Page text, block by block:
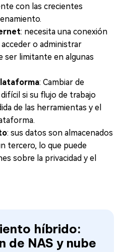
con las crecientes
: necesita una conexión
o administrar
ser limitante en algunas
: Cambiar de
si su flujo de trabajo
de las herramientas y el
: sus datos son almacenados
tercero, lo que puede
sobre la privacidad y el
híbrido:
de NAS y nube